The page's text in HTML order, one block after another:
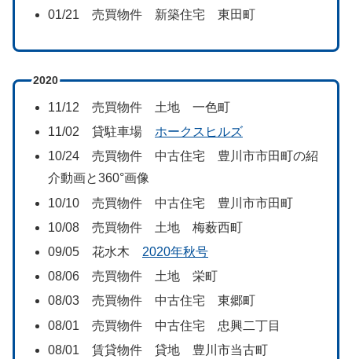
01/21 売買物件 新築住宅 東田町
2020
11/12 売買物件 土地 一色町
11/02 貸駐車場 ホークスヒルズ
10/24 売買物件 中古住宅 豊川市市田町の紹
介動画と360°画像
10/10 売買物件 中古住宅 豊川市市田町
10/08 売買物件 土地 梅薮西町
09/05 花水木 2020年秋号
08/06 売買物件 土地 栄町
08/03 売買物件 中古住宅 東郷町
08/01 売買物件 中古住宅 忠興二丁目
08/01 賃貸物件 貸地 豊川市当古町